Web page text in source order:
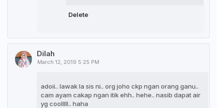
Delete
Dilah
March 12, 2019 5:25 PM
adoii.. lawak la sis ni.. org joho ckp ngan orang ganu..
cam ayam cakap ngan itik ehh.. hehe.. nasib dapat air
yg coolllll.. haha